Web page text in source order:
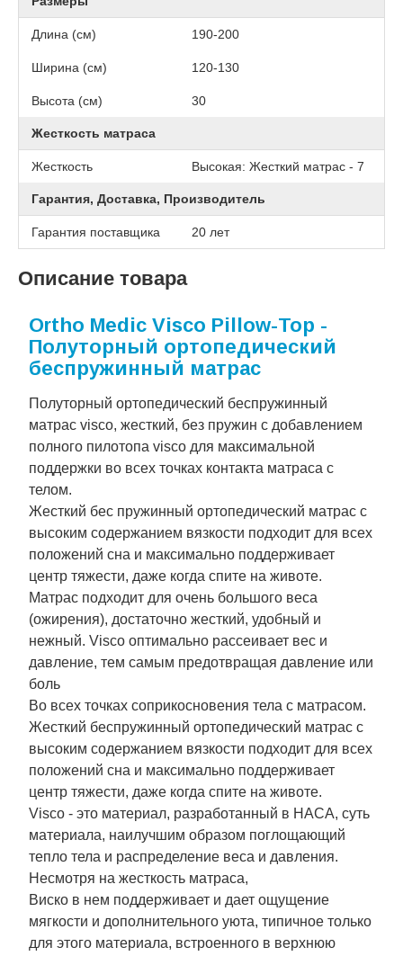
Длина (см) 190-200
Ширина (см) 120-130
Высота (см) 30
Жесткость матраса
Жесткость Высокая: Жесткий матрас - 7
Гарантия, Доставка, Производитель
Гарантия поставщика 20 лет
Описание товара
Ortho Medic Visco Pillow-Top -
Полуторный ортопедический
беспружинный матрас
Полуторный ортопедический беспружинный
матрас visco, жесткий, без пружин с добавлением
полного пилотопа visco для максимальной
поддержки во всех точках контакта матраса с
телом.
Жесткий бес пружинный ортопедический матрас с
высоким содержанием вязкости подходит для всех
положений сна и максимально поддерживает
центр тяжести, даже когда спите на животе.
Матрас подходит для очень большого веса
(ожирения), достаточно жесткий, удобный и
нежный. Visco оптимально рассеивает вес и
давление, тем самым предотвращая давление или
боль
Во всех точках соприкосновения тела с матрасом.
Жесткий беспружинный ортопедический матрас с
высоким содержанием вязкости подходит для всех
положений сна и максимально поддерживает
центр тяжести, даже когда спите на животе.
Visco - это материал, разработанный в НАСА, суть
материала, наилучшим образом поглощающий
тепло тела и распределение веса и давления.
Несмотря на жесткость матраса,
Виско в нем поддерживает и дает ощущение
мягкости и дополнительного уюта, типичное только
для этого материала, встроенного в верхнюю